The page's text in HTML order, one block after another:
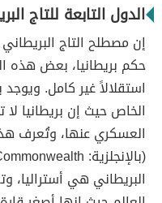
الدول التابعة للتاج
إن مصطلح التاج
حكم بريطانيا، بعض هذه
استقلالاً غير كامل.
الخاص حيث إن بريطانيا
العسكري عنها، وتُعرف
البريطاني هي أستراليا،